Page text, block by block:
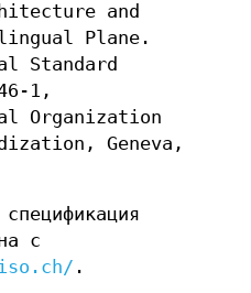
and
Plane.
Standard
1,
Organization
Geneva,
с
.